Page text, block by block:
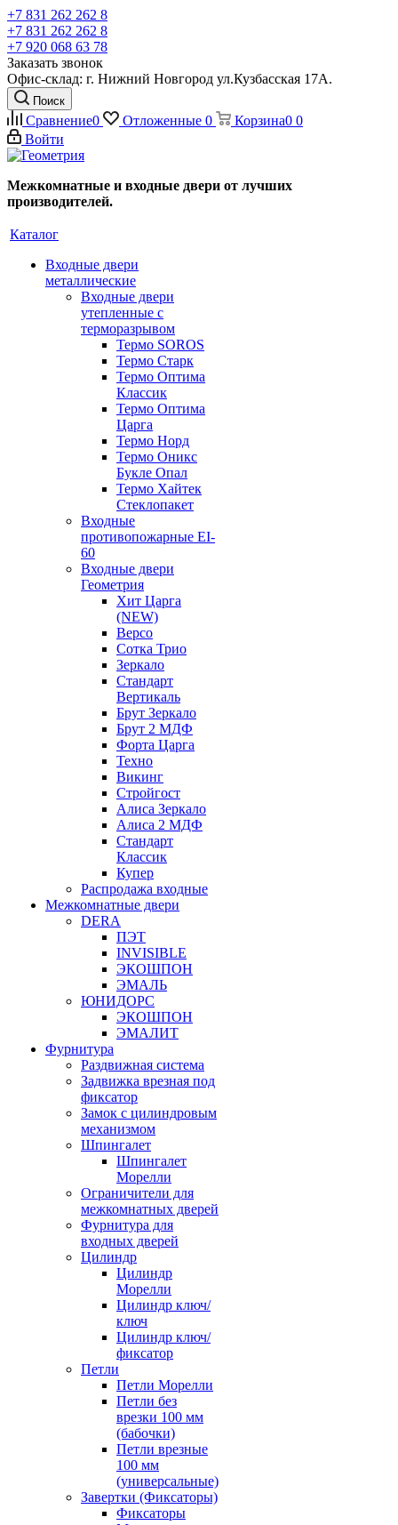
+7 831 262 262 8
+7 831 262 262 8
+7 920 068 63 78
Заказать звонок
Офис-склад: г. Нижний Новгород ул.Кузбасская 17А.
Поиск
Сравнение0 Отложенные 0 Корзина0 0
Войти
Межкомнатные и входные двери от лучших
производителей.
Каталог
Входные двери
металлические
Входные двери
утепленные с
терморазрывом
Термо SOROS
Термо Старк
Термо Оптима
Классик
Термо Оптима
Царга
Термо Норд
Термо Оникс
Букле Опал
Термо Хайтек
Стеклопакет
Входные
противопожарные EI-
60
Входные двери
Геометрия
Хит Царга
(NEW)
Версо
Сотка Трио
Зеркало
Стандарт
Вертикаль
Брут Зеркало
Брут 2 МДФ
Форта Царга
Техно
Викинг
Стройгост
Алиса Зеркало
Алиса 2 МДФ
Стандарт
Классик
Купер
Распродажа входные
Межкомнатные двери
DERA
ПЭТ
INVISIBLE
ЭКОШПОН
ЭМАЛЬ
ЮНИДОРС
ЭКОШПОН
ЭМАЛИТ
Фурнитура
Раздвижная система
Задвижка врезная под
фиксатор
Замок с цилиндровым
механизмом
Шпингалет
Шпингалет
Морелли
Ограничители для
межкомнатных дверей
Фурнитура для
входных дверей
Цилиндр
Цилиндр
Морелли
Цилиндр ключ/
ключ
Цилиндр ключ/
фиксатор
Петли
Петли Морелли
Петли без
врезки 100 мм
(бабочки)
Петли врезные
100 мм
(универсальные)
Завертки (Фиксаторы)
Фиксаторы